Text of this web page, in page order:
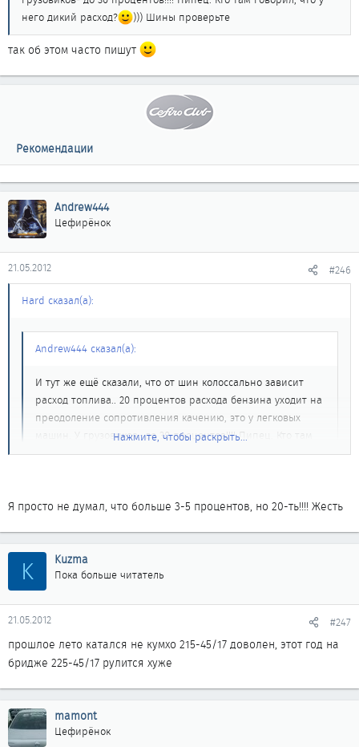
него дикий расход?
))) Шины проверьте
так об этом часто пишут
Рекомендации
Andrew444
Цефирёнок
21.05.2012 #246
Hard сказал(а):
Andrew444 сказал(а):
И тут же ещё сказали, что от шин колоссально зависит
расход топлива.. 20 процентов расхода бензина уходит на
преодоление сопротивления качению, это у легковых
машин. У грузовиков- до 30 процентов!!!! Пипец. Кто там
говорил, что у него дикий расход?
))) Шины проверьте
Нажмите, чтобы раскрыть...
Нажмите, чтобы раскрыть...
Я просто не думал, что больше 3-5 процентов, но 20-ть!!!! Жесть
K Kuzma
Пока больше читатель
21.05.2012 #247
прошлое лето катался не кумхо 215-45/17 доволен, этот год на
бридже 225-45/17 рулится хуже
mamont
Цефирёнок